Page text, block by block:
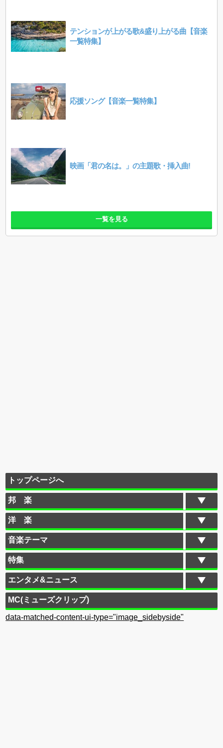
テンションが上がる歌&盛り上がる曲【音楽
一覧特集】
応援ソング【音楽一覧特集】
映画「君の名は。」の主題歌・挿入曲!
一覧を見る
トップページへ
邦 楽
洋 楽
音楽テーマ
特集
エンタメ&ニュース
MC(ミューズクリップ)
data-matched-content-ui-type="image_sidebyside"